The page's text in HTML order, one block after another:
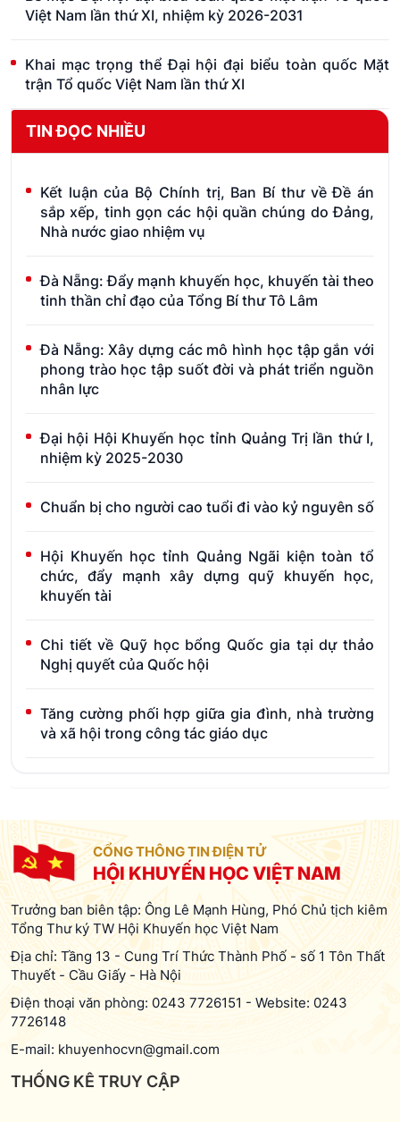
Việt Nam lần thứ XI, nhiệm kỳ 2026-2031
Khai mạc trọng thể Đại hội đại biểu toàn quốc Mặt
trận Tổ quốc Việt Nam lần thứ XI
TIN ĐỌC NHIỀU
Kết luận của Bộ Chính trị, Ban Bí thư về Đề án
sắp xếp, tinh gọn các hội quần chúng do Đảng,
Nhà nước giao nhiệm vụ
Đà Nẵng: Đẩy mạnh khuyến học, khuyến tài theo
tinh thần chỉ đạo của Tổng Bí thư Tô Lâm
Đà Nẵng: Xây dựng các mô hình học tập gắn với
phong trào học tập suốt đời và phát triển nguồn
nhân lực
Đại hội Hội Khuyến học tỉnh Quảng Trị lần thứ I,
nhiệm kỳ 2025-2030
Chuẩn bị cho người cao tuổi đi vào kỷ nguyên số
Hội Khuyến học tỉnh Quảng Ngãi kiện toàn tổ
chức, đẩy mạnh xây dựng quỹ khuyến học,
khuyến tài
Chi tiết về Quỹ học bổng Quốc gia tại dự thảo
Nghị quyết của Quốc hội
Tăng cường phối hợp giữa gia đình, nhà trường
và xã hội trong công tác giáo dục
CỔNG THÔNG TIN ĐIỆN TỬ
HỘI KHUYẾN HỌC VIỆT NAM
Trưởng ban biên tập: Ông Lê Mạnh Hùng, Phó Chủ tịch kiêm
Tổng Thư ký TW Hội Khuyến học Việt Nam
Địa chỉ: Tầng 13 - Cung Trí Thức Thành Phố - số 1 Tôn Thất
Thuyết - Cầu Giấy - Hà Nội
Điện thoại văn phòng: 0243 7726151 - Website: 0243
7726148
E-mail: khuyenhocvn@gmail.com
THỐNG KÊ TRUY CẬP